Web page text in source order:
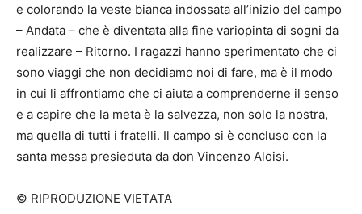
e colorando la veste bianca indossata all’inizio del campo
– Andata – che è diventata alla fine variopinta di sogni da
realizzare – Ritorno. I ragazzi hanno sperimentato che ci
sono viaggi che non decidiamo noi di fare, ma è il modo
in cui li affrontiamo che ci aiuta a comprenderne il senso
e a capire che la meta è la salvezza, non solo la nostra,
ma quella di tutti i fratelli. Il campo si è concluso con la
santa messa presieduta da don Vincenzo Aloisi.
© RIPRODUZIONE VIETATA